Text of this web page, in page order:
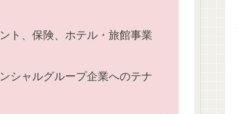
ト、保険、ホテル・旅館事業
シャルグループ企業へのテナ